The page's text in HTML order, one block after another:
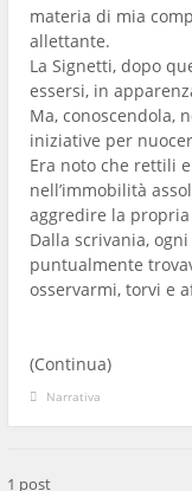
materia di mia
allettante.
La Signetti, dopo
essersi, in
Ma, conoscendola,
iniziative per
Era noto che rettili
nell’immobilità
aggredire la
Dalla scrivania,
puntualmente
osservarmi, torvi e
(Continua)
Narrativa
1 post